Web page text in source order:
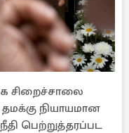
சிறைச்சாலை
நியாயமான
பெற்றுத்தரப்பட